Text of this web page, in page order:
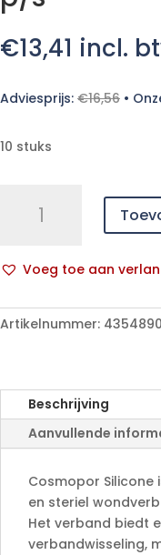
€13,41 incl.
Adviesprijs: €16,56 •
10 stuks
silicone
p/s Voeg toe aan
l
t
n
a
Artikelnummer: 4354890
Beschrijving
Aanvullende
Cosmopor Silicone
en steriel
Het verband biedt
verbandwisseling,